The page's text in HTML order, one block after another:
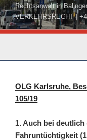
Rechtsanwalt in
VERKEHRSRECHT |
OLG Karlsruhe,
105/19
1. Auch bei
Fahruntüchtigkeit